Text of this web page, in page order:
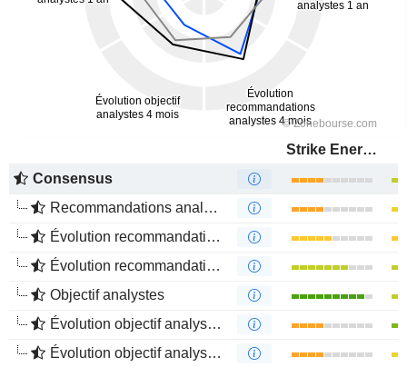
Strike Energy Limited
Consensus
Recommandations analystes
Évolution recommandations analystes 1 an
Évolution recommandations analystes 4 mois
Objectif analystes
Évolution objectif analystes 1 an
Évolution objectif analystes 4 mois